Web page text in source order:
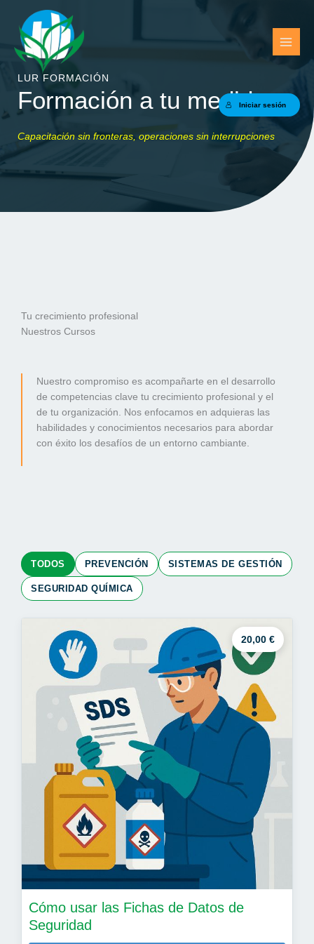
contenido
Iniciar sesión
LUR FORMACIÓN
Formación a tu medida
Capacitación sin fronteras, operaciones sin interrupciones
Tu crecimiento profesional
Nuestros Cursos
Nuestro compromiso es acompañarte en el desarrollo
de competencias clave tu crecimiento profesional y el
de tu organización. Nos enfocamos en adquieras las
habilidades y conocimientos necesarios para abordar
con éxito los desafíos de un entorno cambiante.
TODOS PREVENCIÓN SISTEMAS DE GESTIÓN
SEGURIDAD QUÍMICA
20,00 €
Cómo usar las Fichas de Datos de
Seguridad